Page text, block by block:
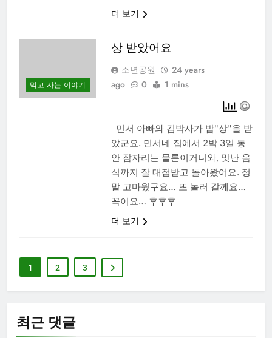
더 보기
먹고 사는 이야기
상 받았어요
소년공원
24 years
ago
0 1 mins
민서 아빠와 김박사가 밥"상"을 받
았군요. 민서네 집에서 2박 3일 동
안 잠자리는 물론이거니와, 맛난 음
식까지 잘 대접받고 돌아왔어요. 정
말 고마웠구요… 또 놀러 갈께요…
꼭이요… 후후후
더 보기
1 2 3
최근 댓글